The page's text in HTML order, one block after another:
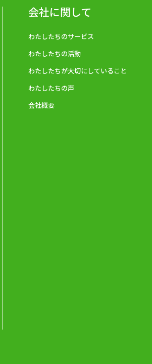
会社に関して
わたしたちのサービス
わたしたちの活動
わたしたちが大切にしていること
わたしたちの声
会社概要